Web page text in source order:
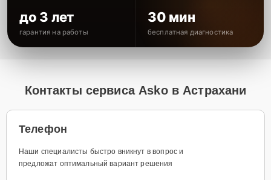
до 3 лет
гарантия на работы
30 мин
бесплатная диагностика
Контакты сервиса Asko в Астрахани
Телефон
Наши специалисты быстро вникнут в вопрос и
предложат оптимальный вариант решения